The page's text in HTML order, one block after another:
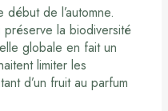
de l’automne.
la biodiversité
globale en fait un
limiter les
d’un fruit au parfum